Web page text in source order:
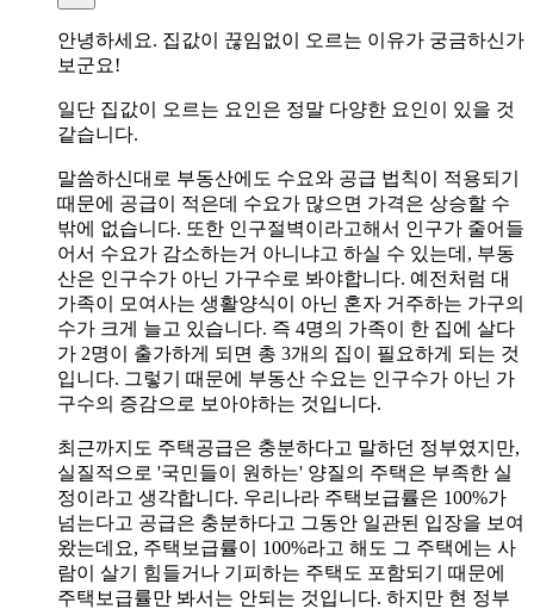
안녕하세요. 집값이 끊임없이 오르는 이유가 궁금하신가
보군요!
일단 집값이 오르는 요인은 정말 다양한 요인이 있을 것
같습니다.
말씀하신대로 부동산에도 수요와 공급 법칙이 적용되기
때문에 공급이 적은데 수요가 많으면 가격은 상승할 수
밖에 없습니다. 또한 인구절벽이라고해서 인구가 줄어들
어서 수요가 감소하는거 아니냐고 하실 수 있는데, 부동
산은 인구수가 아닌 가구수로 봐야합니다. 예전처럼 대
가족이 모여사는 생활양식이 아닌 혼자 거주하는 가구의
수가 크게 늘고 있습니다. 즉 4명의 가족이 한 집에 살다
가 2명이 출가하게 되면 총 3개의 집이 필요하게 되는 것
입니다. 그렇기 때문에 부동산 수요는 인구수가 아닌 가
구수의 증감으로 보아야하는 것입니다.
최근까지도 주택공급은 충분하다고 말하던 정부였지만,
실질적으로 '국민들이 원하는' 양질의 주택은 부족한 실
정이라고 생각합니다. 우리나라 주택보급률은 100%가
넘는다고 공급은 충분하다고 그동안 일관된 입장을 보여
왔는데요, 주택보급률이 100%라고 해도 그 주택에는 사
람이 살기 힘들거나 기피하는 주택도 포함되기 때문에
주택보급률만 봐서는 안되는 것입니다. 하지만 현 정부